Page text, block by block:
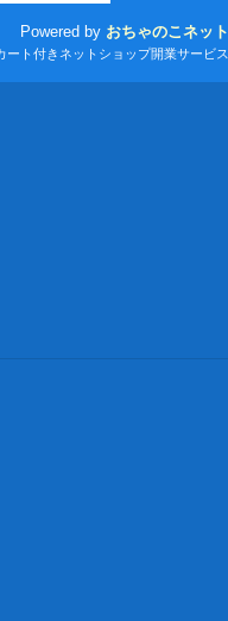
Powered by おちゃのこネット
ト付きネットショップ開業サービス